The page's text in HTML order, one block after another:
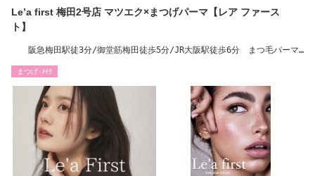
Le’a first 梅田2号店 マツエク×まつげパーマ【レア ファース
ト】
阪急梅田駅徒3分/御堂筋梅田徒歩5分/JR大阪駅徒歩6分 まつ毛パーマ
まつげ･ﾒｲｸ